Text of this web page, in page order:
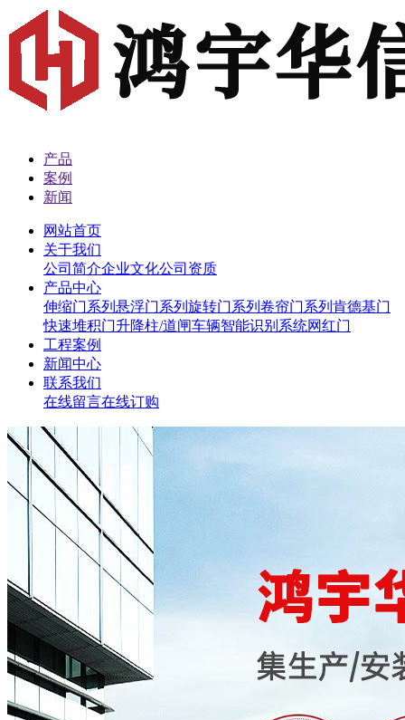
产品
案例
新闻
网站首页
关于我们
公司简介企业文化公司资质
产品中心
伸缩门系列 悬浮门系列 旋转门系列 卷帘门系列 肯德基门
快速堆积门升降柱/道闸车辆智能识别系统网红门
工程案例
新闻中心
联系我们
在线留言在线订购